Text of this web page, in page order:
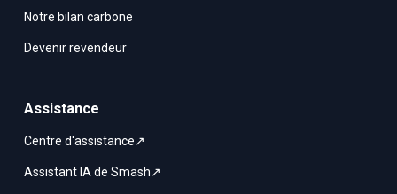
Notre bilan carbone
Devenir revendeur
Assistance
Centre d'assistance↗
Assistant IA de Smash↗